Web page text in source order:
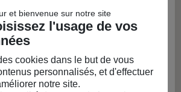
problématique ...
invention révolutionnaire. Le genre
tous les 100 ans et qui change le
à vapeur, l’automobile ou
qualités du monde: léger,
et bienvenue sur notre site
l'usage de vos
cookies dans le but de vous
personnalisés, et d'effectuer
notre site.